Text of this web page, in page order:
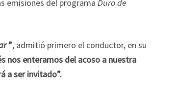
emisiones del programa Duro de
”, admitió primero el conductor, en su
nos enteramos del acoso a nuestra
a ser invitado”.